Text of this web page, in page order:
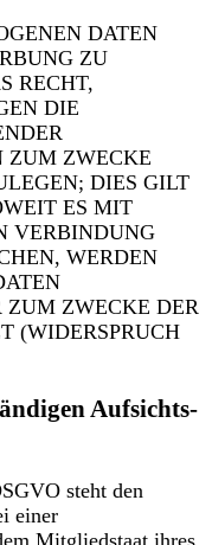
DATEN
ZU
RECHT,
DIE
ZUM ZWECKE
DIES GILT
ES MIT
VERBINDUNG
WERDEN
ZUM ZWECKE DER
(WIDERSPRUCH
Aufsichts­
steht den
einer
Mitgliedstaat ihres